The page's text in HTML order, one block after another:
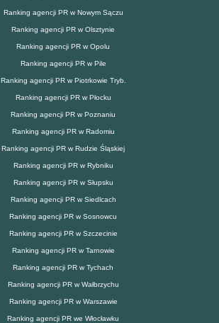
Ranking agencji PR w Nowym Sączu
Ranking agencji PR w Olsztynie
Ranking agencji PR w Opolu
Ranking agencji PR w Pile
Ranking agencji PR w Piotrkowie Tryb.
Ranking agencji PR w Płocku
Ranking agencji PR w Poznaniu
Ranking agencji PR w Radomiu
Ranking agencji PR w Rudzie Śląskiej
Ranking agencji PR w Rybniku
Ranking agencji PR w Słupsku
Ranking agencji PR w Siedlcach
Ranking agencji PR w Sosnowcu
Ranking agencji PR w Szczecinie
Ranking agencji PR w Tarnowie
Ranking agencji PR w Tychach
Ranking agencji PR w Wałbrzychu
Ranking agencji PR w Warszawie
Ranking agencji PR we Włocławku